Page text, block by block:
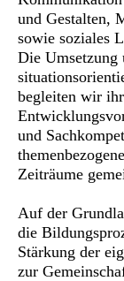
und Gestalten,
sowie soziales
Die Umsetzung
begleiten wir
und
Zeiträume
Auf der
die
Stärkung der
zur